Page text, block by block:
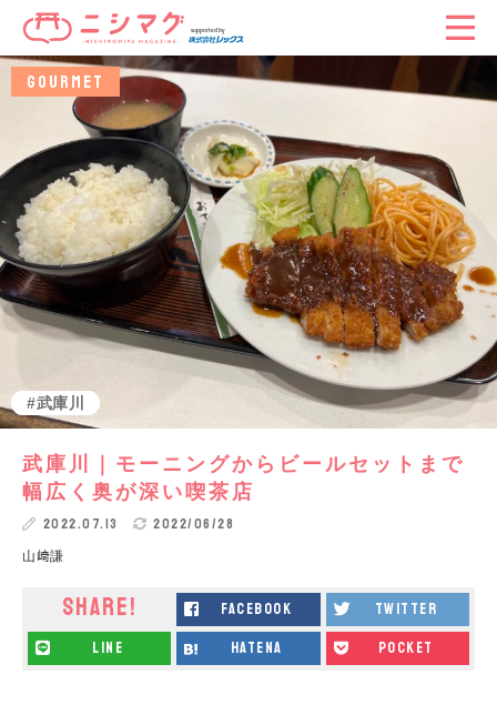
グルメ
武庫川
GOURMET
武庫川｜モーニングからビールセットまで
幅広く奥が深い喫茶店
2022.07.13 2022/06/28
山﨑謙
SHARE! facebook twitter
line hatena pocket